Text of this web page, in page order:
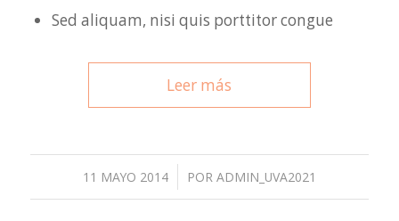
Sed aliquam, nisi quis porttitor congue
Leer más
11 MAYO 2014
/ POR ADMIN_UVA2021